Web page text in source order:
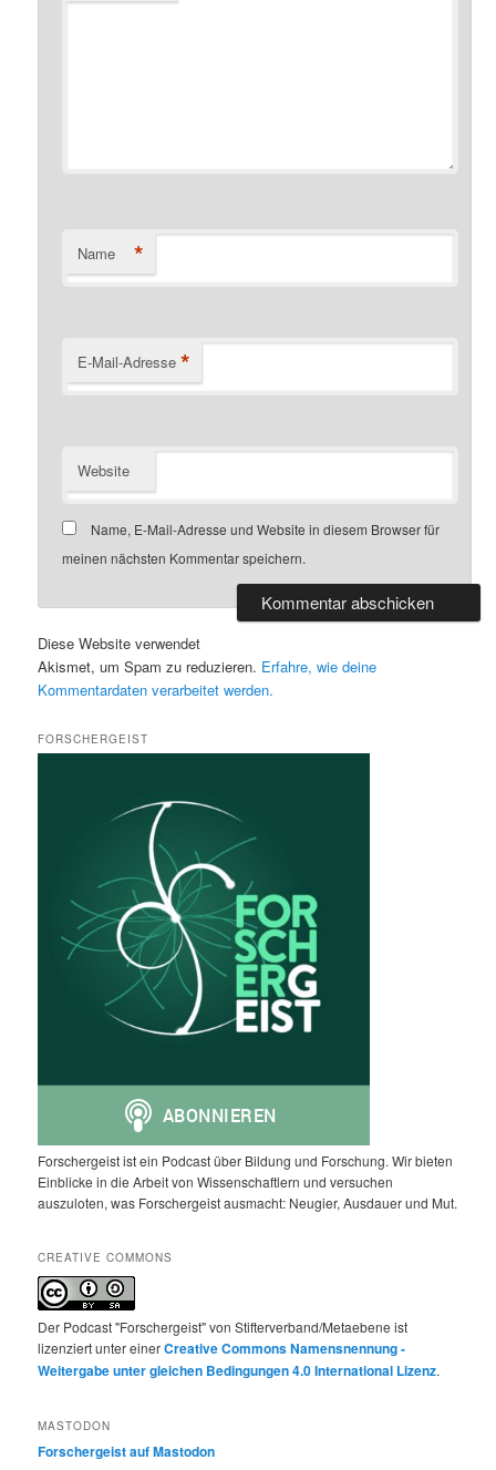
Name *
E-Mail-Adresse *
Website
Name, E-Mail-Adresse und Website in diesem Browser für
meinen nächsten Kommentar speichern.
Diese Website verwendet
Akismet, um Spam zu reduzieren. Erfahre, wie deine
Kommentardaten verarbeitet werden.
FORSCHERGEIST
Forschergeist ist ein Podcast über Bildung und Forschung. Wir bieten
Einblicke in die Arbeit von Wissenschaftlern und versuchen
auszuloten, was Forschergeist ausmacht: Neugier, Ausdauer und Mut.
CREATIVE COMMONS
Der Podcast "Forschergeist" von Stifterverband/Metaebene ist
lizenziert unter einerCreative Commons Namensnennung -
Weitergabe unter gleichen Bedingungen 4.0 International Lizenz.
MASTODON
Forschergeist auf Mastodon